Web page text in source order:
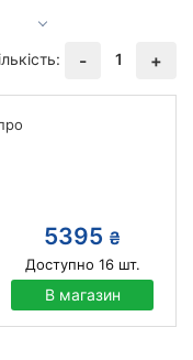
- 1 +
5395 ₴
Доступно 16шт.
В магазин